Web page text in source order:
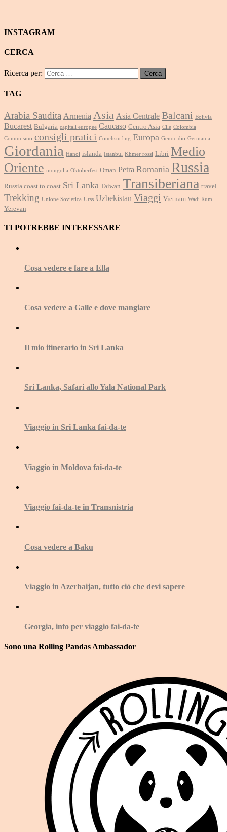
INSTAGRAM
CERCA
Ricerca per:
TAG
Arabia Saudita Armenia Asia Asia Centrale Balcani Bolivia
Bucarest Bulgaria capitali europee Caucaso Centro Asia Cile Colombia
Comunismo consigli pratici Couchsurfing Europa Genocidio Germania
Giordania Hanoi islanda Istanbul Khmer rossi Libri Medio
Oriente mongolia Oktoberfest Oman Petra Romania Russia
Russia coast to coast Sri Lanka Taiwan Transiberiana travel
Trekking Unione Sovietica Urss Uzbekistan Viaggi Vietnam Wadi Rum
Yerevan
TI POTREBBE INTERESSARE
Cosa vedere e fare a Ella
Cosa vedere a Galle e dove mangiare
Il mio itinerario in Sri Lanka
Sri Lanka, Safari allo Yala National Park
Viaggio in Sri Lanka fai-da-te
Viaggio in Moldova fai-da-te
Viaggio fai-da-te in Transnistria
Cosa vedere a Baku
Viaggio in Azerbaijan, tutto ciò che devi sapere
Georgia, info per viaggio fai-da-te
Sono una Rolling Pandas Ambassador